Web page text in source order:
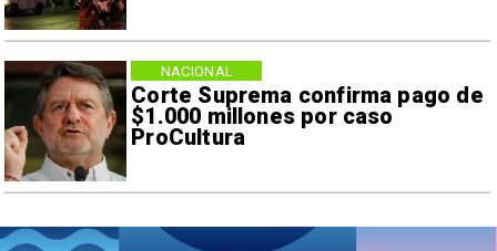
Corte Suprema confirma pago de
$1.000 millones por caso
ProCultura
NACIONAL